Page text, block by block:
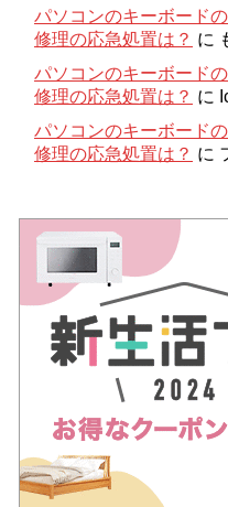
パソコンのキーボード
修理の応急処置は？ に
パソコンのキーボード
修理の応急処置は？ に
パソコンのキーボード
修理の応急処置は？ に